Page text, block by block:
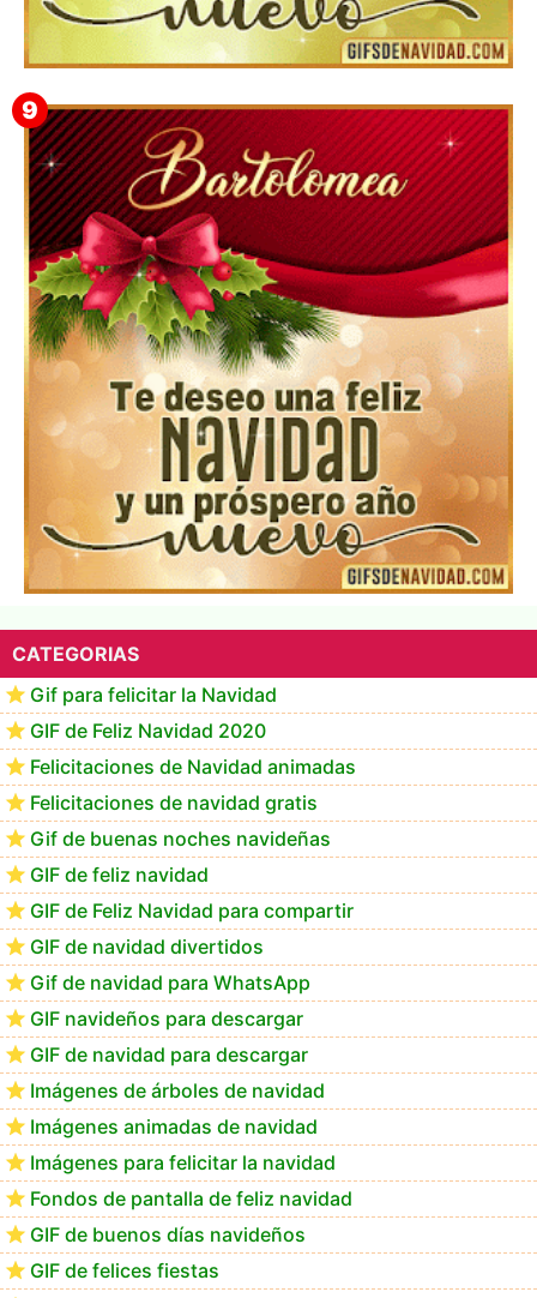
Te deseo una Feliz Navidad Marlene
Te deseo una Feliz Navidad Bartolomea
CATEGORIAS
Gif para felicitar la Navidad
GIF de Feliz Navidad 2020
Felicitaciones de Navidad animadas
Felicitaciones de navidad gratis
Gif de buenas noches navideñas
GIF de feliz navidad
GIF de Feliz Navidad para compartir
GIF de navidad divertidos
Gif de navidad para WhatsApp
GIF navideños para descargar
GIF de navidad para descargar
Imágenes de árboles de navidad
Imágenes animadas de navidad
Imágenes para felicitar la navidad
Fondos de pantalla de feliz navidad
GIF de buenos días navideños
GIF de felices fiestas